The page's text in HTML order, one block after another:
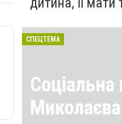
СПЕЦТЕМА
Соціальна
Миколаєва